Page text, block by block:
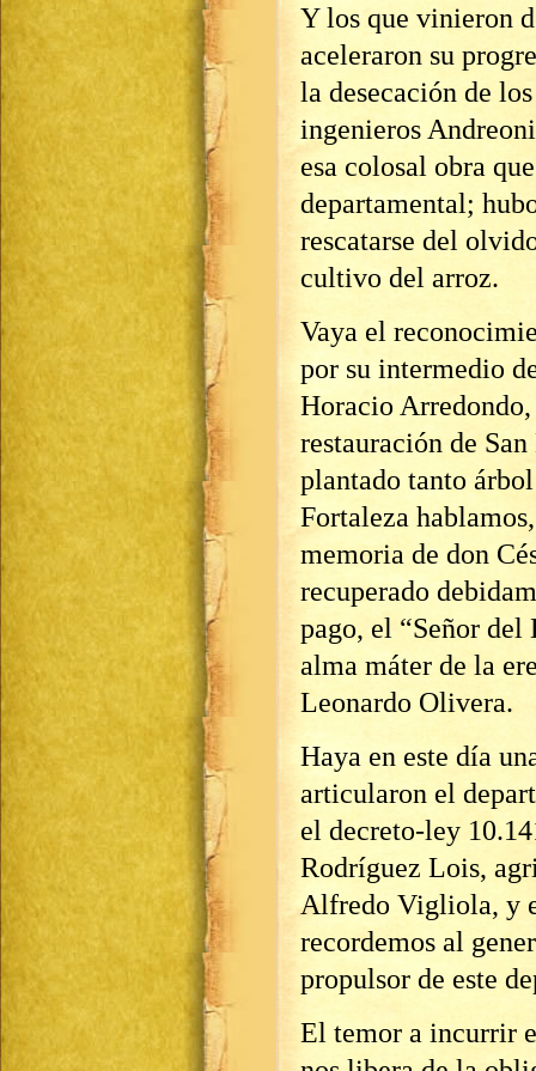
Y los que vinieron
aceleraron su
la desecación de
ingenieros
esa colosal obra
departamental;
rescatarse del
cultivo del arroz.
Vaya el
por su intermedio
Horacio
restauración de
plantado tanto
Fortaleza
memoria de don
recuperado
pago, el “Señor del
alma máter de la
Leonardo Olivera.
Haya en este día
articularon el
el decreto-ley
Rodríguez Lois,
Alfredo Vigliola, y
recordemos al
propulsor de este
El temor a incurrir